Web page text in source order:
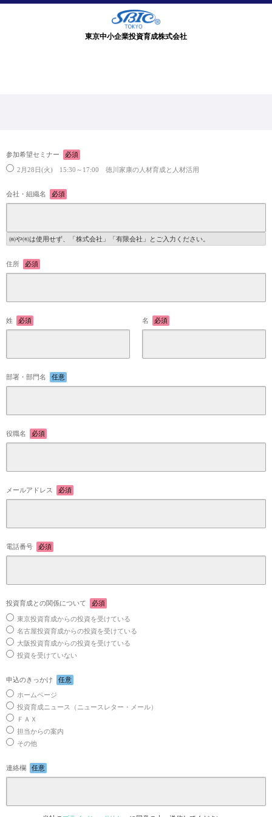
東京中小企業投資育成株式会社
参加希望セミナー 必須
2月28日(火) 15:30～17:00 徳川家康の人材育成と人材活用
会社・組織名 必須
㈱や㈲は使用せず、「株式会社」「有限会社」とご入力ください。
住所 必須
姓 必須 名 必須
部署・部門名 任意
役職名 必須
メールアドレス 必須
電話番号 必須
投資育成との関係について 必須
東京投資育成からの投資を受けている
名古屋投資育成からの投資を受けている
大阪投資育成からの投資を受けている
投資を受けていない
申込のきっかけ 任意
ホームページ
投資育成ニュース（ニュースレター・メール）
ＦＡＸ
担当からの案内
その他
連絡欄 任意